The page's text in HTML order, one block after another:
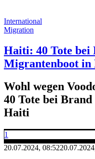
International
Migration
Haiti: 40 Tote bei
Migrantenboot in
Wohl wegen
40 Tote bei
Haiti
1
20.07.2024, 08:52